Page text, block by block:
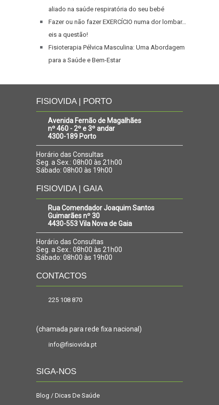
aliado na saúde respiratória do seu bebé
Fazer ou não fazer EXERCÍCIO numa dor lombar…
eis a questão!
Fisioterapia Pélvica Masculina: Uma Abordagem
para a Saúde e Bem-Estar
FISIOVIDA | PORTO
Avenida Fernão de Magalhães
nº 460 - 2º e 3º andar
4300-189 Porto
Horário das Consultas
Seg. a Sex.: 08h00 às 21h00
Sábado: 08h00 às 19h00
FISIOVIDA | GAIA
Rua Comendador Joaquim Santos
Guimarães nº 30
4430-553 Vila Nova de Gaia
Horário das Consultas
Seg. a Sex.: 08h00 às 21h00
Sábado: 08h00 às 19h00
CONTACTOS
225 108 870
(chamada para rede fixa nacional)
info@fisiovida.pt
SIGA-NOS
Blog / Dicas De Saúde